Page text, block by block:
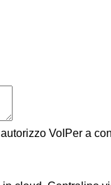
VoIPer a